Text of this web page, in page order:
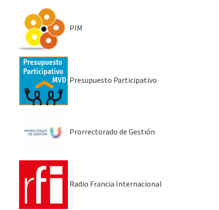
PIM
Presupuesto Participativo
Prorrectorado de Gestión
Radio Francia Internacional